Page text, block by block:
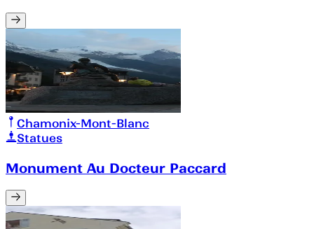
Chamonix-Mont-Blanc
Statues
Monument Au Docteur Paccard